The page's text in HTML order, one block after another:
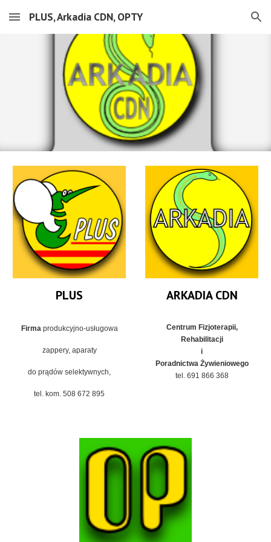
Skip to main content Skip to navigation
PLUS, Arkadia CDN, OPTY
PLUS
Firmaprodukcyjno-usługowa
zappery, aparaty
do prądów selektywnych,
tel. kom. 508 672 895
ARKADIA CDN
Centrum Fizjoterapii,
Rehabilitacji
i
Poradnictwa Żywieniowego
tel. 691 866 368